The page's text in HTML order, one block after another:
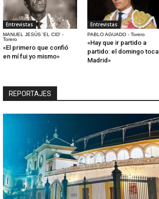
Entrevistas
MANUEL JESÚS 'EL CID' -
Torero
«El primero que confió
en mí fui yo mismo»
Entrevistas
PABLO AGUADO - Torero
«Hay que ir partido a
partido: el domingo toca
Madrid»
REPORTAJES